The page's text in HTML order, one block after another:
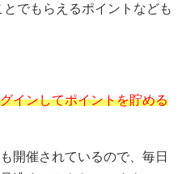
とでもらえるポイントなども
インしてポイントを貯める
開催されているので、毎日